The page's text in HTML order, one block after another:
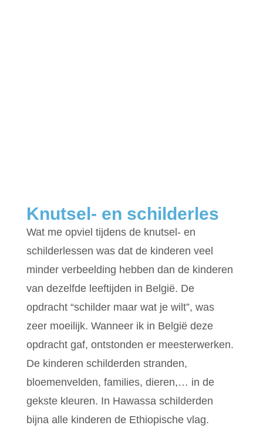
Knutsel- en schilderles
Wat me opviel tijdens de knutsel- en
schilderlessen was dat de kinderen veel
minder verbeelding hebben dan de kinderen
van dezelfde leeftijden in België. De
opdracht “schilder maar wat je wilt”, was
zeer moeilijk. Wanneer ik in België deze
opdracht gaf, ontstonden er meesterwerken.
De kinderen schilderden stranden,
bloemenvelden, families, dieren,… in de
gekste kleuren. In Hawassa schilderden
bijna alle kinderen de Ethiopische vlag.